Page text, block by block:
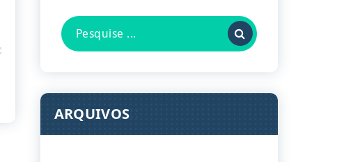
Pesquisa
por:
ARQUIVOS